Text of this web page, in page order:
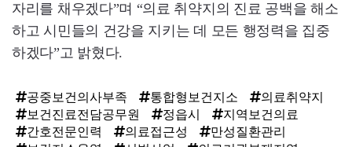
자리를 채우겠다”며 “의료 취약지의 진료 공백을 해소
하고 시민들의 건강을 지키는 데 모든 행정력을 집중
하겠다”고 밝혔다.
공중보건의사부족 통합형보건지소
의료취약지
보건진료전담공무원
정읍시
지역보건의료
간호전문인력
의료접근성
만성질환관리